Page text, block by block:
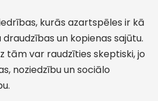
kurās azartspēles ir kā
un kopienas sajūtu.
tām var raudzīties skeptiski, jo
noziedzību un sociālo